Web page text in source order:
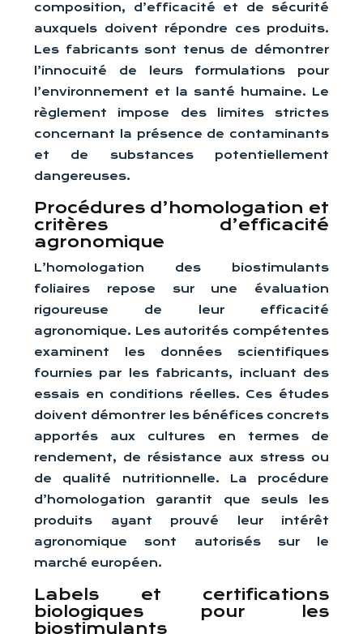
composition, d’efficacité et de sécurité
auxquels doivent répondre ces produits.
Les fabricants sont tenus de démontrer
l’innocuité de leurs formulations pour
l’environnement et la santé humaine. Le
règlement impose des limites strictes
concernant la présence de contaminants
et de substances potentiellement
dangereuses.
Procédures d’homologation et
critères d’efficacité
agronomique
L’homologation des biostimulants
foliaires repose sur une évaluation
rigoureuse de leur efficacité
agronomique. Les autorités compétentes
examinent les données scientifiques
fournies par les fabricants, incluant des
essais en conditions réelles. Ces études
doivent démontrer les bénéfices concrets
apportés aux cultures en termes de
rendement, de résistance aux stress ou
de qualité nutritionnelle. La procédure
d’homologation garantit que seuls les
produits ayant prouvé leur intérêt
agronomique sont autorisés sur le
marché européen.
Labels et certifications
biologiques pour les
biostimulants